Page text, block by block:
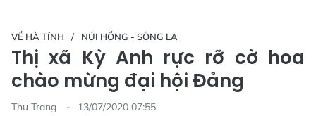
VỀ HÀ TĨNH NÚI HỒNG - SÔNG LA
Thị xã Kỳ Anh rực rỡ cờ hoa
chào mừng đại hội Đảng
Thu Trang
13/07/2020 07:55